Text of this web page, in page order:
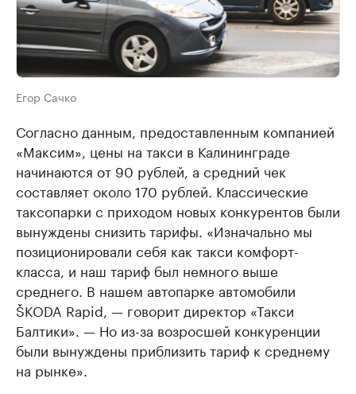
Егор Сачко
Согласно данным, предоставленным компанией
«Максим», цены на такси в Калининграде
начинаются от 90 рублей, а средний чек
составляет около 170 рублей. Классические
таксопарки с приходом новых конкурентов были
вынуждены снизить тарифы. «Изначально мы
позиционировали себя как такси комфорт-
класса, и наш тариф был немного выше
среднего. В нашем автопарке автомобили
ŠKODA Rapid, — говорит директор «Такси
Балтики». — Но из-за возросшей конкуренции
были вынуждены приблизить тариф к среднему
на рынке».